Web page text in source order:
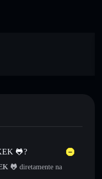
🐸?
🐸 diretamente na